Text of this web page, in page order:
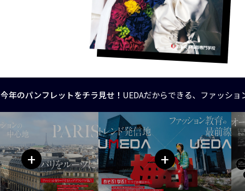
今年のパンフレットをチラ見せ！ UEDAだからできる、ファッショ
+ +